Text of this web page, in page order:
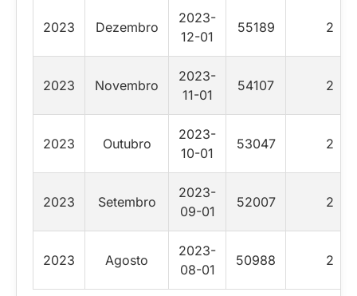
2023 Dezembro
2023-
12-01
55189 2
2023 Novembro
2023-
11-01
54107 2
2023 Outubro
2023-
10-01
53047 2
2023 Setembro
2023-
09-01
52007 2
2023 Agosto
2023-
08-01
50988 2